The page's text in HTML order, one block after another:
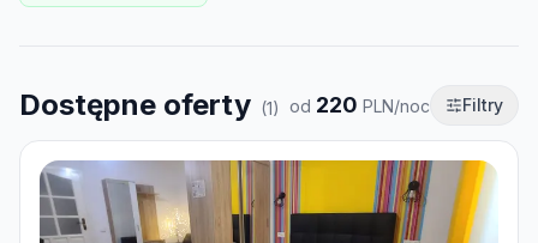
Dostępne oferty (1) od 220 PLN/noc Filtry